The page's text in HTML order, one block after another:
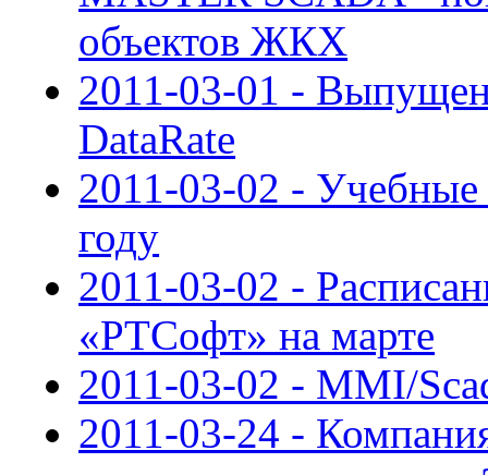
объектов ЖКХ
2011-03-01 -
DataRate
2011-03-02 -
году
2011-03-02 -
«РТСофт» на марте
2011-03-02 - MMI/
2011-03-24 -